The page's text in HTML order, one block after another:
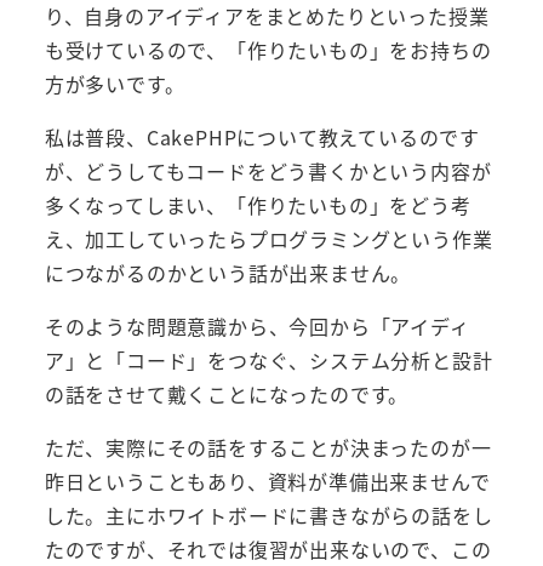
り、自身のアイディアをまとめたりといった授業
も受けているので、「作りたいもの」をお持ちの
方が多いです。
私は普段、CakePHPについて教えているのです
が、どうしてもコードをどう書くかという内容が
多くなってしまい、「作りたいもの」をどう考
え、加工していったらプログラミングという作業
につながるのかという話が出来ません。
そのような問題意識から、今回から「アイディ
ア」と「コード」をつなぐ、システム分析と設計
の話をさせて戴くことになったのです。
ただ、実際にその話をすることが決まったのが一
昨日ということもあり、資料が準備出来ませんで
した。主にホワイトボードに書きながらの話をし
たのですが、それでは復習が出来ないので、この